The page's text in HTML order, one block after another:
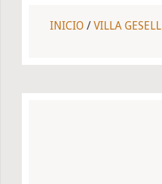
INICIO / VILLA GESELL